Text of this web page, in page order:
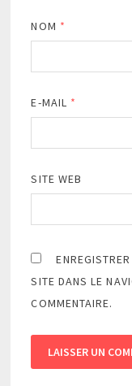
NOM *
E-MAIL *
SITE WEB
SITE DANS LE
COMMENTAIRE.